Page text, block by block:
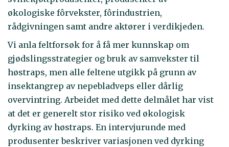
økologiske fôrvekster, fôrindustrien,
rådgivningen samt andre aktører i verdikjeden.
Vi anla feltforsøk for å få mer kunnskap om
gjødslingsstrategier og bruk av samvekster til
høstraps, men alle feltene utgikk på grunn av
insektangrep av nepebladveps eller dårlig
overvintring. Arbeidet med dette delmålet har vist
at det er generelt stor risiko ved økologisk
dyrking av høstraps. En intervjurunde med
produsenter beskriver variasjonen ved dyrking